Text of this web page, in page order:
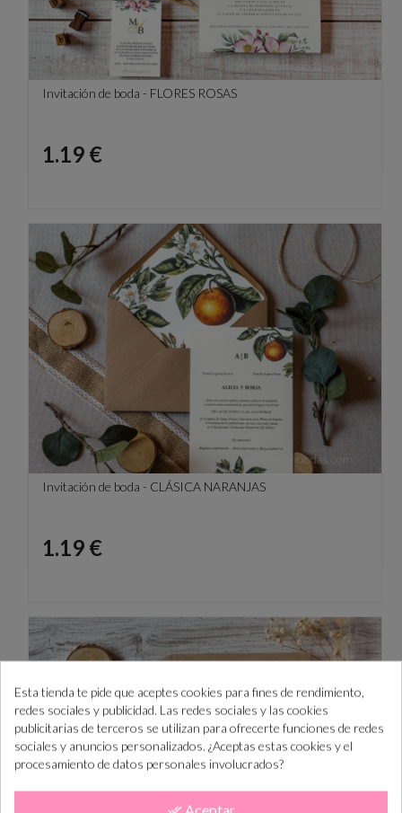
Invitación de boda - FLORES ROSAS
Precio
1.19 €
Invitación de boda - CLÁSICA NARANJAS
Precio
1.19 €
Esta tienda te pide que aceptes cookies para fines de rendimiento,
redes sociales y publicidad. Las redes sociales y las cookies
publicitarias de terceros se utilizan para ofrecerte funciones de redes
sociales y anuncios personalizados. ¿Aceptas estas cookies y el
procesamiento de datos personales involucrados?
done_all Aceptar